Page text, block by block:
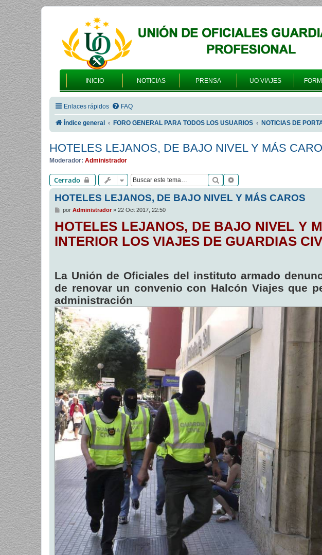
INICIO NOTICIAS PRENSA UO VIAJES
Enlaces rápidos FAQ
Índice general FORO GENERAL PARA TODOS LOS USUARIOS NOTICIAS DE
HOTELES LEJANOS, DE BAJO NIVEL Y MÁS
Moderador: Administrador
Cerrado Buscar
HOTELES LEJANOS, DE BAJO NIVEL Y MÁS CAROS
M
n
a
j
por Administrador» 22 Oct 2017, 22:50
HOTELES LEJANOS, DE BAJO NIVEL Y
INTERIOR LOS VIAJES DE GUARDIAS
La Unión de Oficiales del instituto armado
de renovar un convenio con Halcón Viajes que
administración